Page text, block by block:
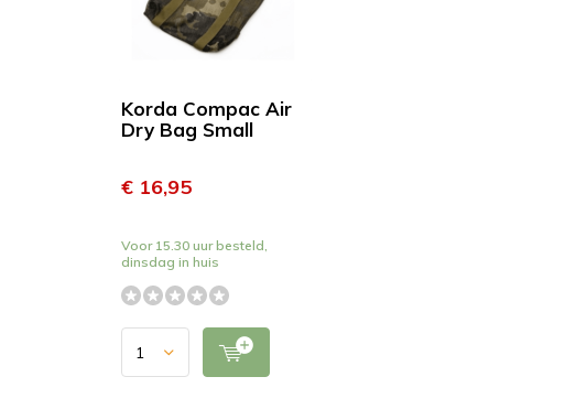
Korda Compac Air
Dry Bag Small
€ 16,95
Voor 15.30 uur besteld,
dinsdag in huis